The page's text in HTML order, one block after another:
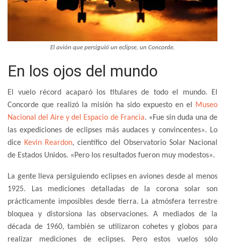
El avión que persiguió un eclipse, un Concorde.
En los ojos del mundo
El vuelo récord acaparó los titulares de todo el mundo. El
Concorde que realizó la misión ha sido expuesto en el
Museo
Nacional del Aire y del Espacio de Francia. «Fue sin duda una de
las expediciones de eclipses más audaces y convincentes». Lo
dice Kevin Reardon, científico del Observatorio Solar Nacional
de Estados Unidos. «Pero los resultados fueron muy modestos».
La gente lleva persiguiendo eclipses en aviones desde al menos
1925. Las mediciones detalladas de la corona solar son
prácticamente imposibles desde tierra. La atmósfera terrestre
bloquea y distorsiona las observaciones. A mediados de la
década de 1960, también se utilizaron cohetes y globos para
realizar mediciones de eclipses. Pero estos vuelos sólo